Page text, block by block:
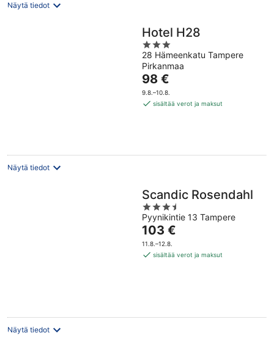
Näytä tiedot
Hotel H28
3
out
of
5
28 Hämeenkatu Tampere
Pirkanmaa
Hinta
on
98 €
98 €
9.8.–10.8.
sisältää verot ja maksut
Näytä tiedot
Scandic Rosendahl
3.5
out
of
5
Pyynikintie 13 Tampere
Hinta
on
103 €
103 €
11.8.–12.8.
sisältää verot ja maksut
Näytä tiedot